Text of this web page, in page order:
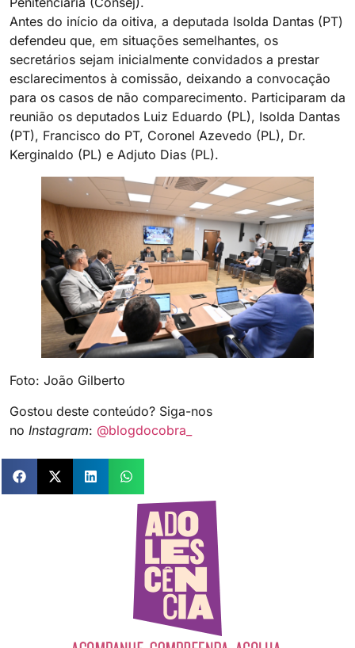
Antes do início da oitiva, a deputada Isolda Dantas (PT)
defendeu que, em situações semelhantes, os
secretários sejam inicialmente convidados a prestar
esclarecimentos à comissão, deixando a convocação
para os casos de não comparecimento. Participaram da
reunião os deputados Luiz Eduardo (PL), Isolda Dantas
(PT), Francisco do PT, Coronel Azevedo (PL), Dr.
Kerginaldo (PL) e Adjuto Dias (PL).
Foto: João Gilberto
Gostou deste conteúdo? Siga-nos
no Instagram: @blogdocobra_